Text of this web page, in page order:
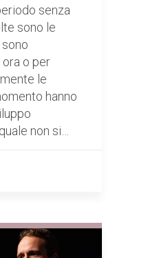
senza
sono le
o per
le
hanno
non si…